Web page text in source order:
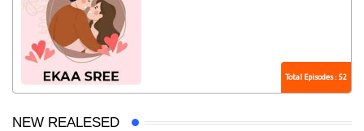
Total Episodes : 52
NEW REALESED